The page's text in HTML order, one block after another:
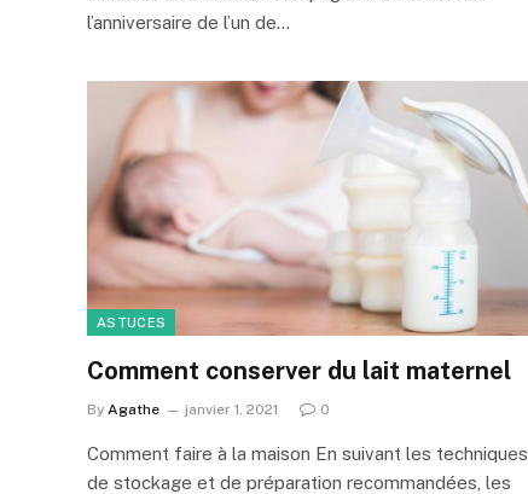
l’anniversaire de l’un de…
ASTUCES
Comment conserver du lait maternel
By Agathe janvier 1, 2021 0
Comment faire à la maison En suivant les techniques
de stockage et de préparation recommandées, les